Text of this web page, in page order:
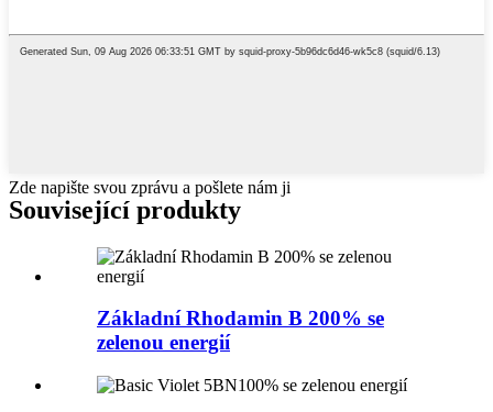
Zde napište svou zprávu a pošlete nám ji
Související produkty
Základní Rhodamin B 200% se
zelenou energií